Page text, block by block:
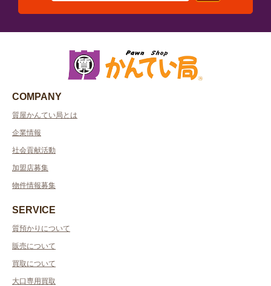
COMPANY
質屋かんてい局とは
企業情報
社会貢献活動
加盟店募集
物件情報募集
SERVICE
質預かりについて
販売について
買取について
大口専用買取